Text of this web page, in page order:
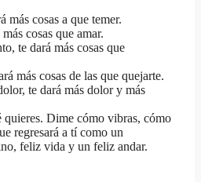
más cosas a que temer.
cosas que amar.
te dará más cosas que
más cosas de las que quejarte.
te dará más dolor y más
quieres. Dime cómo vibras, cómo
regresará a tí como un
feliz vida y un feliz andar.